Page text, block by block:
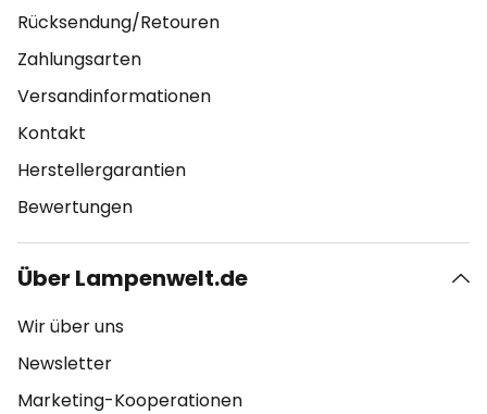
Rücksendung/Retouren
Zahlungsarten
Versandinformationen
Kontakt
Herstellergarantien
Bewertungen
Über Lampenwelt.de
Wir über uns
Newsletter
Marketing-Kooperationen